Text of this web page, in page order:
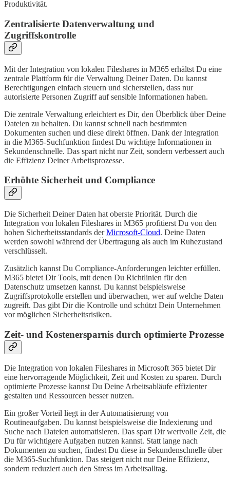
Produktivität.
Zentralisierte Datenverwaltung und
Zugriffskontrolle
Mit der Integration von lokalen Fileshares in M365 erhältst Du eine
zentrale Plattform für die Verwaltung Deiner Daten. Du kannst
Berechtigungen einfach steuern und sicherstellen, dass nur
autorisierte Personen Zugriff auf sensible Informationen haben.
Die zentrale Verwaltung erleichtert es Dir, den Überblick über Deine
Dateien zu behalten. Du kannst schnell nach bestimmten
Dokumenten suchen und diese direkt öffnen. Dank der Integration
in die M365-Suchfunktion findest Du wichtige Informationen in
Sekundenschnelle. Das spart nicht nur Zeit, sondern verbessert auch
die Effizienz Deiner Arbeitsprozesse.
Erhöhte Sicherheit und Compliance
Die Sicherheit Deiner Daten hat oberste Priorität. Durch die
Integration von lokalen Fileshares in M365 profitierst Du von den
hohen Sicherheitsstandards derMicrosoft-Cloud. Deine Daten
werden sowohl während der Übertragung als auch im Ruhezustand
verschlüsselt.
Zusätzlich kannst Du Compliance-Anforderungen leichter erfüllen.
M365 bietet Dir Tools, mit denen Du Richtlinien für den
Datenschutz umsetzen kannst. Du kannst beispielsweise
Zugriffsprotokolle erstellen und überwachen, wer auf welche Daten
zugreift. Das gibt Dir die Kontrolle und schützt Dein Unternehmen
vor möglichen Sicherheitsrisiken.
Zeit- und Kostenersparnis durch optimierte Prozesse
Die Integration von lokalen Fileshares in Microsoft 365 bietet Dir
eine hervorragende Möglichkeit, Zeit und Kosten zu sparen. Durch
optimierte Prozesse kannst Du Deine Arbeitsabläufe effizienter
gestalten und Ressourcen besser nutzen.
Ein großer Vorteil liegt in der Automatisierung von
Routineaufgaben. Du kannst beispielsweise die Indexierung und
Suche nach Dateien automatisieren. Das spart Dir wertvolle Zeit, die
Du für wichtigere Aufgaben nutzen kannst. Statt lange nach
Dokumenten zu suchen, findest Du diese in Sekundenschnelle über
die M365-Suchfunktion. Das steigert nicht nur Deine Effizienz,
sondern reduziert auch den Stress im Arbeitsalltag.